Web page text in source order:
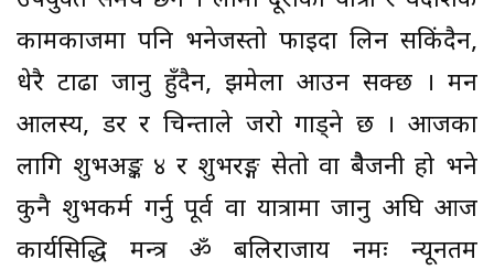
कामकाजमा पनि भनेजस्तो फाइदा लिन सकिंदैन,
धेरै टाढा जानु हुँदैन, झमेला आउन सक्छ । मन
आलस्य, डर र चिन्ताले जरो गाड्ने छ । आजका
लागि शुभअङ्क ४ र शुभरङ्ग सेतो वा बैैजनी हो भने
कुनै शुभकर्म गर्नु पूर्व वा यात्रामा जानु अघि आज
कार्यसिद्धि मन्त्र ॐ बलिराजाय नमः न्यूनतम